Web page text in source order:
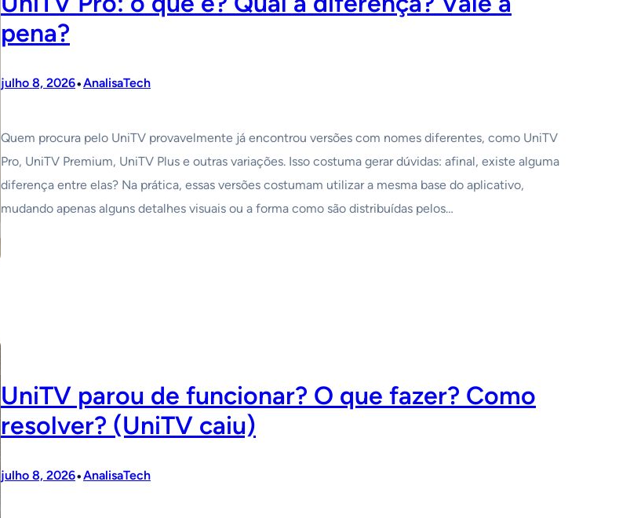
pena?
julho 8, 2026•AnalisaTech
Quem procura pelo UniTV provavelmente já encontrou versões com nomes diferentes, como UniTV
Pro, UniTV Premium, UniTV Plus e outras variações. Isso costuma gerar dúvidas: afinal, existe alguma
diferença entre elas? Na prática, essas versões costumam utilizar a mesma base do aplicativo,
mudando apenas alguns detalhes visuais ou a forma como são distribuídas pelos…
UniTV parou de funcionar? O que fazer? Como
resolver? (UniTV caiu)
julho 8, 2026•AnalisaTech